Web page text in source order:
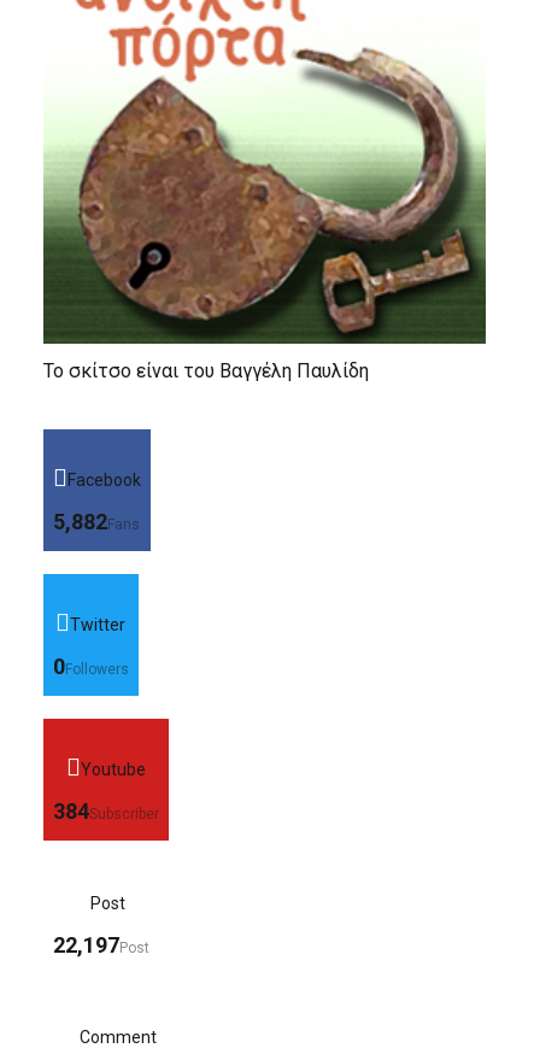
Το σκίτσο είναι του Βαγγέλη Παυλίδη
Facebook
5,882Fans
Twitter
0Followers
Youtube
384Subscriber
Post
22,197Post
Comment